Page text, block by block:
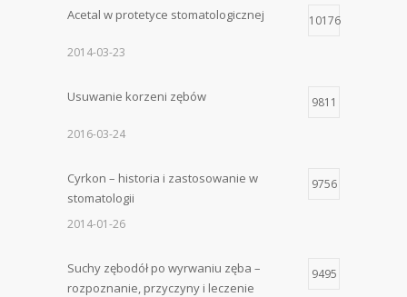
Acetal w protetyce stomatologicznej 10176
2014-03-23
Usuwanie korzeni zębów 9811
2016-03-24
Cyrkon – historia i zastosowanie w
stomatologii
9756
2014-01-26
Suchy zębodół po wyrwaniu zęba –
rozpoznanie, przyczyny i leczenie
9495